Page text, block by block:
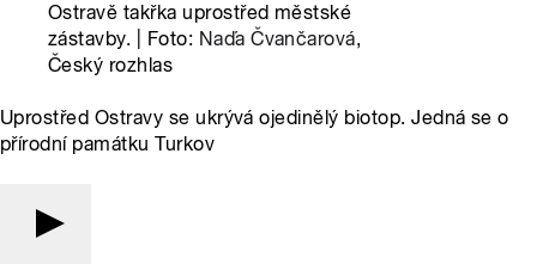
Ostravě takřka uprostřed městské
zástavby. | Foto: Naďa Čvančarová,
Český rozhlas
Uprostřed Ostravy se ukrývá ojedinělý biotop. Jedná se o
přírodní památku Turkov